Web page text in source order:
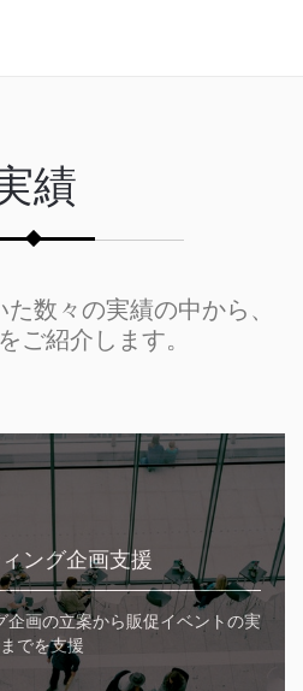
績
数々の実績の中から、
ご紹介します。
ング企画支援
企画の立案から販促イベントの実
でを支援